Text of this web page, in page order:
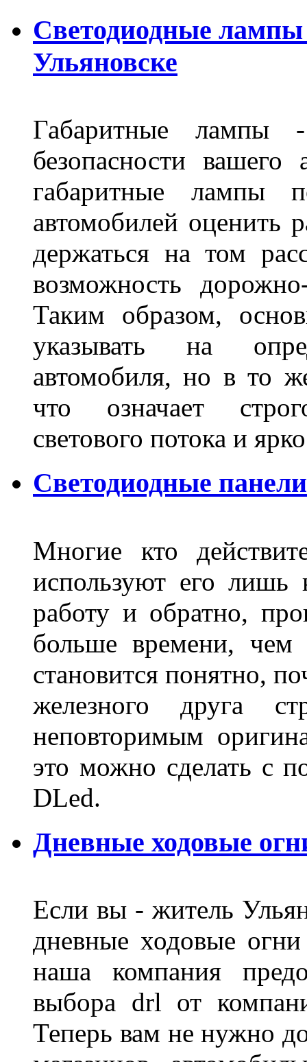
Светодиодные
Ульяновске
Габаритные лампы
безопасности
габаритные лампы
автомобилей оценить
держаться на том
возможность
Таким образом,
указывать на
автомобиля, но в то
что означает
светового потока и
Светодиодные
Многие кто
используют его лишь
работу и обратно,
больше времени, чем
становится понятно,
железного друга
неповторимым
это можно сделать с
DLed.
Дневные ходовые
Если вы - житель
дневные ходовые
наша компания
выбора drl от
Теперь вам не нужно